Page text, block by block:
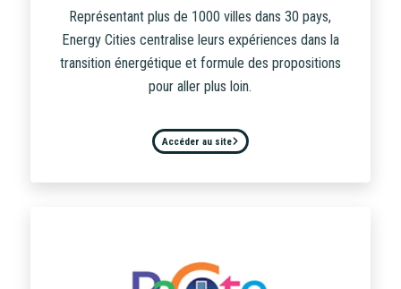
Représentant plus de 1000 villes dans 30 pays,
Energy Cities centralise leurs expériences dans la
transition énergétique et formule des propositions
pour aller plus loin.
Accéder au site